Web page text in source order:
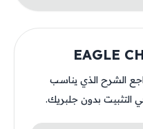
الشرح الذي يناسب
التثبيت بدون جلبريك.